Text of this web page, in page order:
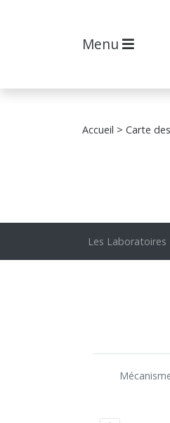
Menu
Accueil > Carte
Les Laboratoires